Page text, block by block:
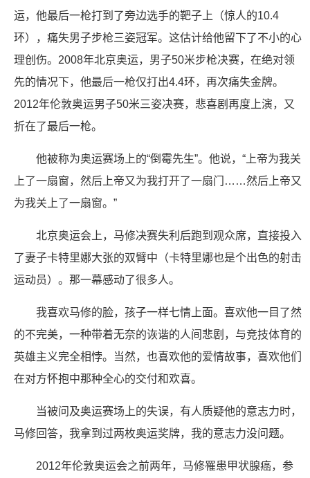
运，他最后一枪打到了旁边选手的靶子上（惊人的10.4
环），痛失男子步枪三姿冠军。这估计给他留下了不小的心
理创伤。2008年北京奥运，男子50米步枪决赛，在绝对领
先的情况下，他最后一枪仅打出4.4环，再次痛失金牌。
2012年伦敦奥运男子50米三姿决赛，悲喜剧再度上演，又
折在了最后一枪。
他被称为奥运赛场上的“倒霉先生”。他说，“上帝为我关
上了一扇窗，然后上帝又为我打开了一扇门……然后上帝又
为我关上了一扇窗。”
北京奥运会上，马修决赛失利后跑到观众席，直接投入
了妻子卡特里娜大张的双臂中（卡特里娜也是个出色的射击
运动员）。那一幕感动了很多人。
我喜欢马修的脸，孩子一样七情上面。喜欢他一目了然
的不完美，一种带着无奈的诙谐的人间悲剧，与竞技体育的
英雄主义完全相悖。当然，也喜欢他的爱情故事，喜欢他们
在对方怀抱中那种全心的交付和欢喜。
当被问及奥运赛场上的失误，有人质疑他的意志力时，
马修回答，我拿到过两枚奥运奖牌，我的意志力没问题。
2012年伦敦奥运会之前两年，马修罹患甲状腺癌，参